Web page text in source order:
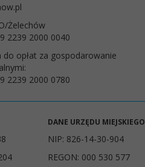
Żelechów
2239 2000 0040
do opłat za gospodarowanie
2239 2000 0780
DANE URZĘDU MIEJSKIEGO
NIP: 826-14-30-904
REGON: 000 530 577